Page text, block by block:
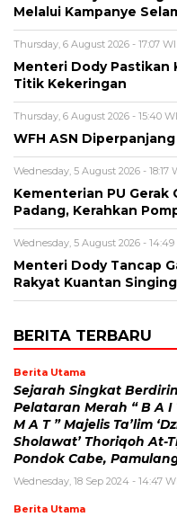
Melalui Kampanye
Thursday, 6 August 2026 - 17:07
Menteri Dody Pastikan
Titik Kekeringan
Thursday, 6 August 2026 - 15:40
WFH ASN
Wednesday, 5 August 2026 - 18:17
Kementerian PU Gerak
Padang, Kerahkan
Wednesday, 5 August 2026 -
Menteri Dody Tancap
Rakyat Kuantan
BERITA TERBARU
Berita Utama
Sejarah Singkat
Pelataran Merah “ B A I
M A T ” Majelis Ta’lim
Sholawat’ Thoriqoh At-
Pondok Cabe,
Wednesday, 18 Sep 2024 - 14:47
Berita Utama